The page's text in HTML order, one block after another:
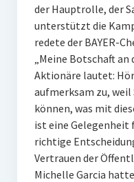
der Hauptrolle, der
unterstützt die
redete der BAYER-
„Meine Botschaft an
Aktionäre lautet:
aufmerksam zu,
können, was mit
ist eine Gelegenheit
richtige
Vertrauen der
Michelle Garcia